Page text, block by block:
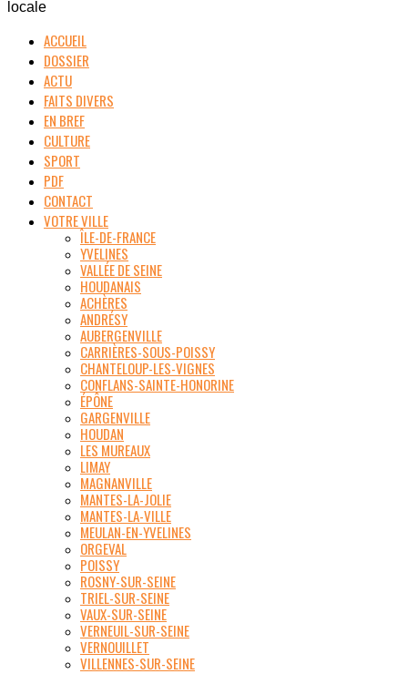
locale
ACCUEIL
DOSSIER
ACTU
FAITS DIVERS
EN BREF
CULTURE
SPORT
PDF
CONTACT
VOTRE VILLE
ÎLE-DE-FRANCE
YVELINES
VALLÉE DE SEINE
HOUDANAIS
ACHÈRES
ANDRÉSY
AUBERGENVILLE
CARRIÈRES-SOUS-POISSY
CHANTELOUP-LES-VIGNES
CONFLANS-SAINTE-HONORINE
ÉPÔNE
GARGENVILLE
HOUDAN
LES MUREAUX
LIMAY
MAGNANVILLE
MANTES-LA-JOLIE
MANTES-LA-VILLE
MEULAN-EN-YVELINES
ORGEVAL
POISSY
ROSNY-SUR-SEINE
TRIEL-SUR-SEINE
VAUX-SUR-SEINE
VERNEUIL-SUR-SEINE
VERNOUILLET
VILLENNES-SUR-SEINE